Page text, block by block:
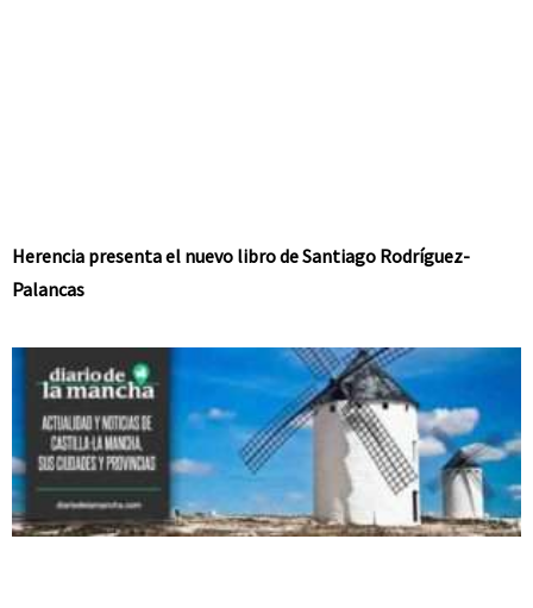
Herencia presenta el nuevo libro de Santiago Rodríguez-
Palancas